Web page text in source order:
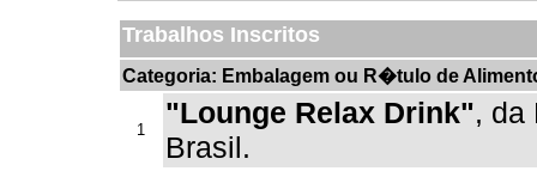
Trabalhos Inscritos
Categoria: Embalagem ou R�tulo de
1
"Lounge Relax Drink", da
Brasil.